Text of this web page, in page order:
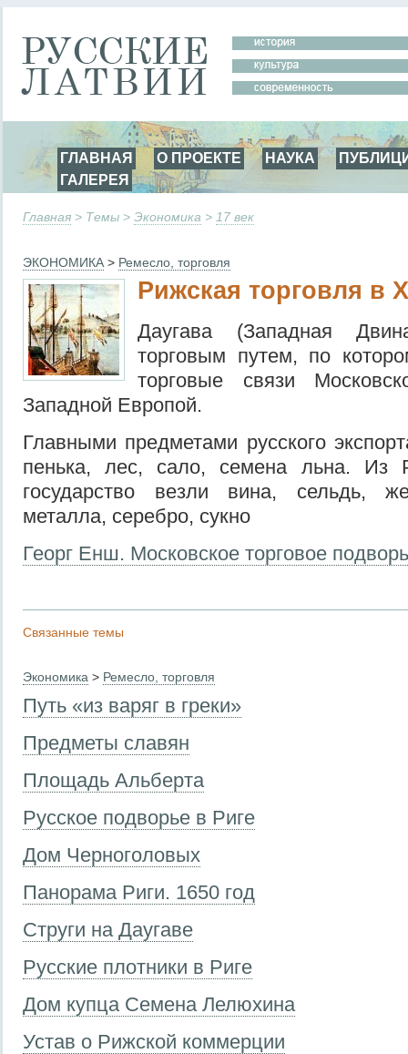
ГЛАВНАЯ О ПРОЕКТЕ НАУКА
ГАЛЕРЕЯ
Главная > Темы > Экономика > 17 век
ЭКОНОМИКА > Ремесло, торговля
Рижская торговля в
Даугава (Западная
торговым путем, по
торговые связи
Западной Европой.
Главными предметами русского
пенька, лес, сало, семена льна. Из
государство везли вина, сельдь,
металла, серебро, сукно
Георг Енш. Московское торговое
Связанные темы
Экономика > Ремесло, торговля
Путь «из варяг в греки»
Предметы славян
Площадь Альберта
Русское подворье в Риге
Дом Черноголовых
Панорама Риги. 1650 год
Струги на Даугаве
Русские плотники в Риге
Дом купца Семена Лелюхина
Устав о Рижской коммерции